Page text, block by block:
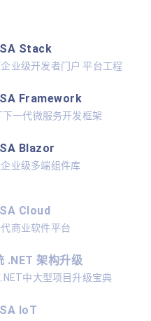
Stack
业级开发者门户 平台工程
Framework
下一代微服务开发框架
Blazor
业级多端组件库
Cloud
商业软件平台
.NET 架构升级
中大型项目升级宝典
IoT